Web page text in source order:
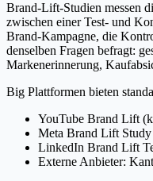
Brand-Lift-Studien messen
zwischen einer Test- und
Brand-Kampagne, die
denselben Fragen befragt:
Markenerinnerung,
Big Plattformen bieten
YouTube Brand Lift
Meta Brand Lift
LinkedIn Brand Lift
Externe Anbieter: